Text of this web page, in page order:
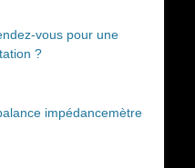
vous pour une
?
impédancemètre